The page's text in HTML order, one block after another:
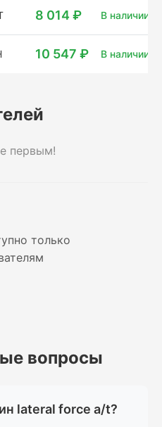
8 014 ₽ В наличии:
10 547 ₽ В наличии:
первым!
только
вопросы
lateral force a/t?